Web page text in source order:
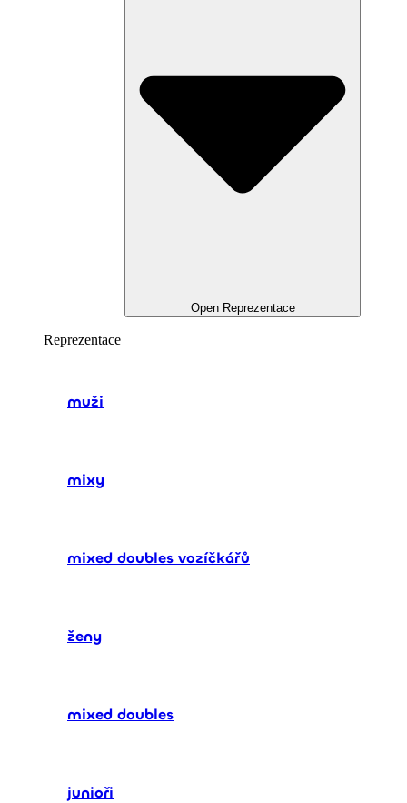
Open Reprezentace
Reprezentace
muži
mixy
mixed doubles vozíčkářů
ženy
mixed doubles
junioři